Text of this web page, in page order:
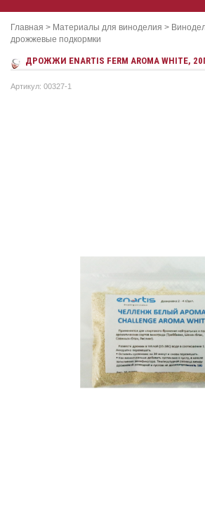
Главная > Материалы для виноделия >
дрожжевые подкормки
ДРОЖЖИ ENARTIS FERM AROMA WHITE,
Артикул: 00327-1